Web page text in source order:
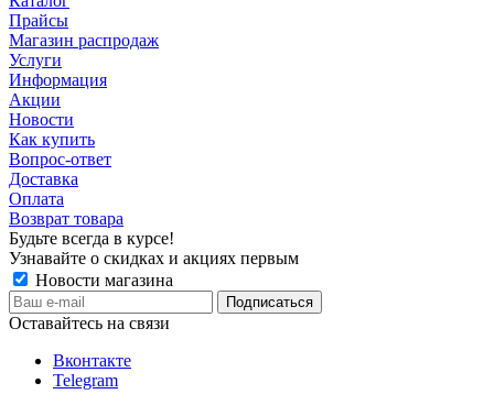
Прайсы
Магазин распродаж
Услуги
Информация
Акции
Новости
Как купить
Вопрос-ответ
Доставка
Оплата
Возврат товара
Будьте всегда в курсе!
Узнавайте о скидках и акциях первым
Новости магазина
Оставайтесь на связи
Вконтакте
Telegram